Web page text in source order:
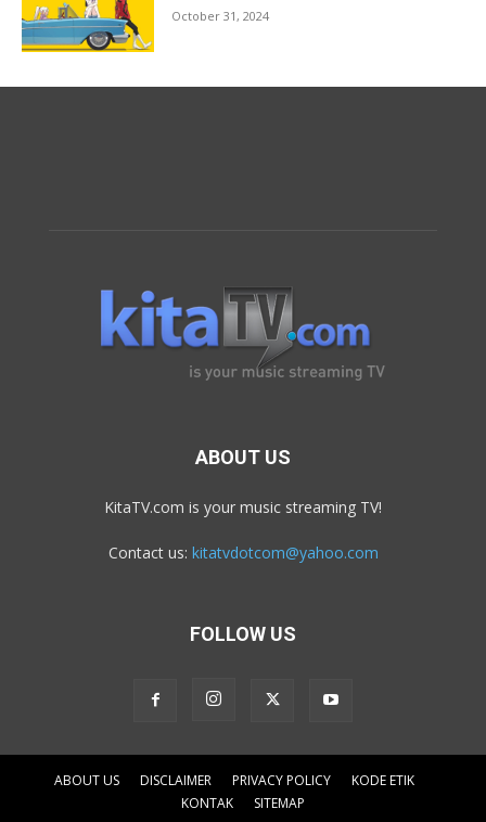
October 31, 2024
ABOUT US
KitaTV.com is your music streaming TV!
Contact us: kitatvdotcom@yahoo.com
FOLLOW US
ABOUT US DISCLAIMER PRIVACY POLICY
KODE ETIK
KONTAK
SITEMAP